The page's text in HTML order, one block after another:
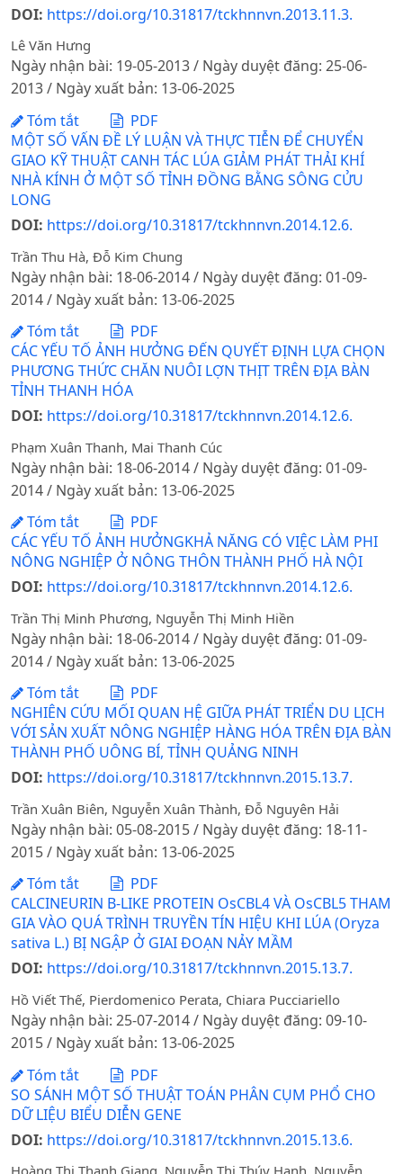
DOI: https://doi.org/10.31817/tckhnnvn.2013.11.3.
Lê Văn Hưng
Ngày nhận bài: 19-05-2013 / Ngày duyệt đăng: 25-06-
2013 / Ngày xuất bản: 13-06-2025
Tóm tắt
PDF
MỘT SỐ VẤN ĐỀ LÝ LUẬN VÀ THỰC TIỄN ĐỂ CHUYỂN
GIAO KỸ THUẬT CANH TÁC LÚA GIẢM PHÁT THẢI KHÍ
NHÀ KÍNH Ở MỘT SỐ TỈNH ĐỒNG BẰNG SÔNG CỬU
LONG
DOI: https://doi.org/10.31817/tckhnnvn.2014.12.6.
Trần Thu Hà, Đỗ Kim Chung
Ngày nhận bài: 18-06-2014 / Ngày duyệt đăng: 01-09-
2014 / Ngày xuất bản: 13-06-2025
Tóm tắt
PDF
CÁC YẾU TỐ ẢNH HƯỞNG ĐẾN QUYẾT ĐỊNH LỰA CHỌN
PHƯƠNG THỨC CHĂN NUÔI LỢN THỊT TRÊN ĐỊA BÀN
TỈNH THANH HÓA
DOI: https://doi.org/10.31817/tckhnnvn.2014.12.6.
Phạm Xuân Thanh, Mai Thanh Cúc
Ngày nhận bài: 18-06-2014 / Ngày duyệt đăng: 01-09-
2014 / Ngày xuất bản: 13-06-2025
Tóm tắt
PDF
CÁC YẾU TỐ ẢNH HƯỞNGKHẢ NĂNG CÓ VIỆC LÀM PHI
NÔNG NGHIỆP Ở NÔNG THÔN THÀNH PHỐ HÀ NỘI
DOI: https://doi.org/10.31817/tckhnnvn.2014.12.6.
Trần Thị Minh Phương, Nguyễn Thị Minh Hiền
Ngày nhận bài: 18-06-2014 / Ngày duyệt đăng: 01-09-
2014 / Ngày xuất bản: 13-06-2025
Tóm tắt
PDF
NGHIÊN CỨU MỐI QUAN HỆ GIỮA PHÁT TRIỂN DU LỊCH
VỚI SẢN XUẤT NÔNG NGHIỆP HÀNG HÓA TRÊN ĐỊA BÀN
THÀNH PHỐ UÔNG BÍ, TỈNH QUẢNG NINH
DOI: https://doi.org/10.31817/tckhnnvn.2015.13.7.
Trần Xuân Biên, Nguyễn Xuân Thành, Đỗ Nguyên Hải
Ngày nhận bài: 05-08-2015 / Ngày duyệt đăng: 18-11-
2015 / Ngày xuất bản: 13-06-2025
Tóm tắt
PDF
CALCINEURIN B-LIKE PROTEIN OsCBL4 VÀ OsCBL5 THAM
GIA VÀO QUÁ TRÌNH TRUYỀN TÍN HIỆU KHI LÚA (Oryza
sativa L.) BỊ NGẬP Ở GIAI ĐOẠN NẢY MẦM
DOI: https://doi.org/10.31817/tckhnnvn.2015.13.7.
Hồ Viết Thế, Pierdomenico Perata, Chiara Pucciariello
Ngày nhận bài: 25-07-2014 / Ngày duyệt đăng: 09-10-
2015 / Ngày xuất bản: 13-06-2025
Tóm tắt
PDF
SO SÁNH MỘT SỐ THUẬT TOÁN PHÂN CỤM PHỔ CHO
DỮ LIỆU BIỂU DIỄN GENE
DOI: https://doi.org/10.31817/tckhnnvn.2015.13.6.